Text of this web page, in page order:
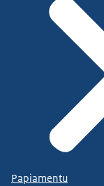
Papiamentu